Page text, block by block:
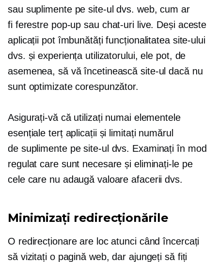
sau suplimentepe site-ul dvs. web, cum ar
fi ferestre pop-up sau chat-uri live. Deși aceste
aplicații pot îmbunătăți funcționalitatea site-ului
dvs. și experiența utilizatorului, ele pot, de
asemenea, să vă încetinească site-ul dacă nu
sunt optimizate corespunzător.
Asigurați-vă că utilizați numai elementele
esențialeterțaplicații și limitați numărul
de suplimentepe site-ul dvs. Examinați în mod
regulat care sunt necesare și eliminați-le pe
cele care nu adaugă valoare afacerii dvs.
Minimizați redirecționările
O redirecționare are loc atunci când încercați
să vizitați o pagină web, dar ajungeți să fiți